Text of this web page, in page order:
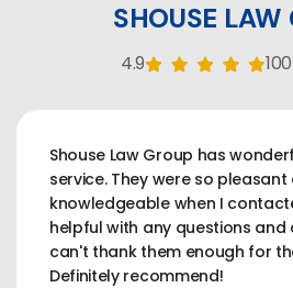
SHOUSE LAW
4.9
Shouse Law Group has
service. They were so pleasant
knowledgeable when I
helpful with any questions and
can't thank them enough for
Definitely recommend!